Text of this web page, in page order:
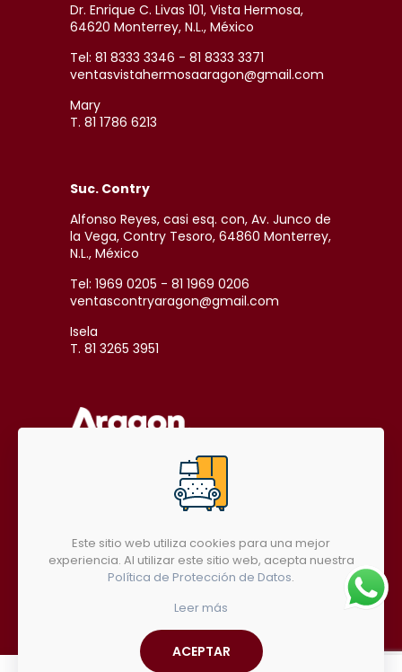
Dr. Enrique C. Livas 101, Vista Hermosa,
64620 Monterrey, N.L., México
Tel: 81 8333 3346 - 81 8333 3371
ventasvistahermosaaragon@gmail.com
Mary
T. 81 1786 6213
Suc. Contry
Alfonso Reyes, casi esq. con, Av. Junco de
la Vega, Contry Tesoro, 64860 Monterrey,
N.L., México
Tel: 1969 0205 - 81 1969 0206
ventascontryaragon@gmail.com
Isela
T. 81 3265 3951
SÍGUENOS EN REDES SOCIALES
Este sitio web utiliza cookies para una mejor
experiencia. Al utilizar este sitio web, acepta nuestra
Política de Protección de Datos.
Leer más
ACEPTAR